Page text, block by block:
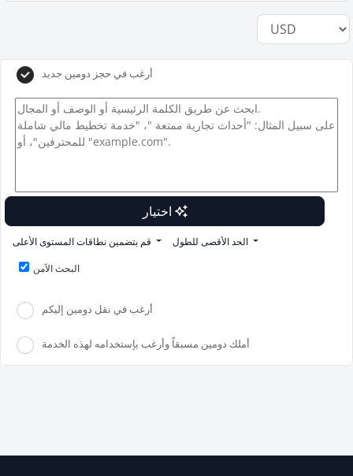
أرغب في حجز دومين جديد
قم بتضمين نطاقات المستوى الأعلى
الحد الأقصى للطول
البحث الآمن
أرغب في نقل دومين إليكم
أملك دومين مسبقاً وأرغب بإستخدامه لهذه الخدمة